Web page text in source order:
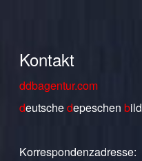
Kontakt
ddbagentur.com
deutschedepeschen bild
Korrespondenzadresse: